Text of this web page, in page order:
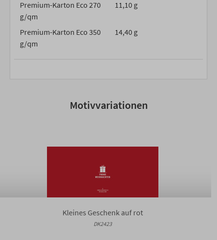
Premium-Karton Eco 270
g/qm
11,10 g
Premium-Karton Eco 350
g/qm
14,40 g
Motivvariationen
Kleines Geschenk auf rot
DK2423